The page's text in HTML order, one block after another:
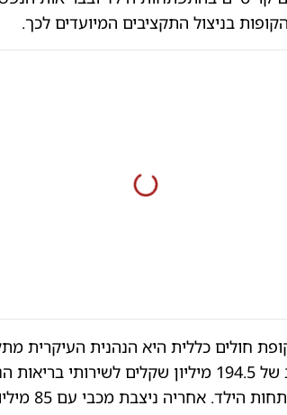
בניצול התקציבים המיועדים לכך.
חולים כללית היא הנהנית העיקרית
נוספים